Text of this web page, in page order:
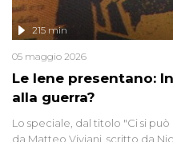
Le Iene presentano:
alla guerra?
215 min
05 maggio 2026
Lo speciale, dal titolo "Ci si
da Matteo Viviani, scritto da